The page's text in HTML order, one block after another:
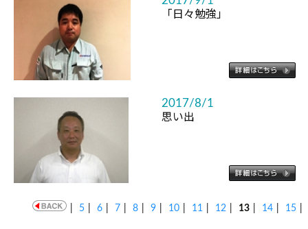
「日々勉強」
2017/8/1
思い出
5 6 7 8 9 10 11 12 13 14 15